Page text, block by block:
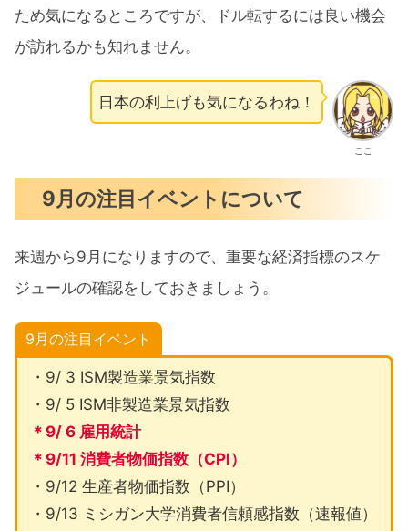
ため気になるところですが、ドル転するには良い機会
が訪れるかも知れません。
ここ
日本の利上げも気になるわね！
9月の注目イベントについて
来週から9月になりますので、重要な経済指標のスケ
ジュールの確認をしておきましょう。
9月の注目イベント
・9/ 3 ISM製造業景気指数
・9/ 5 ISM非製造業景気指数
＊9/ 6 雇用統計
＊9/11 消費者物価指数（CPI）
・9/12 生産者物価指数（PPI）
・9/13 ミシガン大学消費者信頼感指数（速報値）